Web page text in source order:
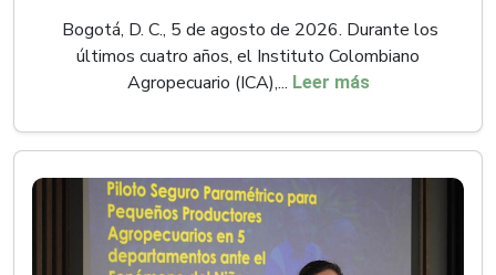
Bogotá, D. C., 5 de agosto de 2026. Durante los
últimos cuatro años, el Instituto Colombiano
Agropecuario (ICA),... Leer más